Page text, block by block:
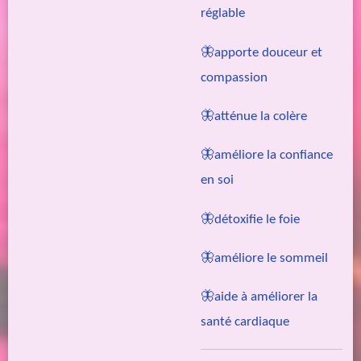
réglable
🦋apporte douceur et
compassion
🦋atténue la colère
🦋améliore la confiance
en soi
🦋détoxifie le foie
🦋améliore le sommeil
🦋aide à améliorer la
santé cardiaque